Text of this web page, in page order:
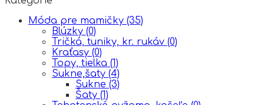
Móda pre mamičky (35)
Blúzky (0)
Tričká, tuniky, kr. rukáv (0)
Kraťasy (0)
Topy, tielka (1)
Sukne,šaty (4)
Sukne (3)
Šaty (1)